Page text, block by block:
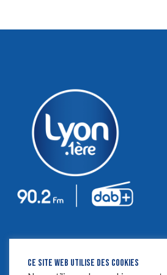
CE SITE WEB UTILISE DES COOKIES